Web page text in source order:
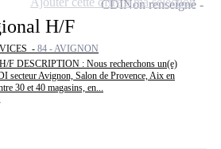
H/F
- 84 - AVIGNON
F DESCRIPTION : Nous recherchons un(e)
secteur Avignon, Salon de Provence, Aix en
30 et 40 magasins, en...
CDINon renseigné